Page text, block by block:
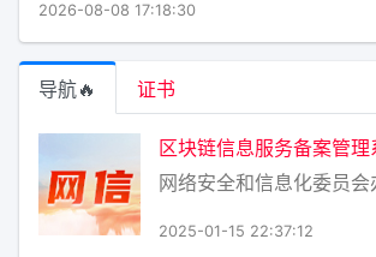
2026-08-08 17:18:30
导航🔥 证书
区块链信息服务备案管理
网络安全和信息化委员会
2025-01-15 22:37:12